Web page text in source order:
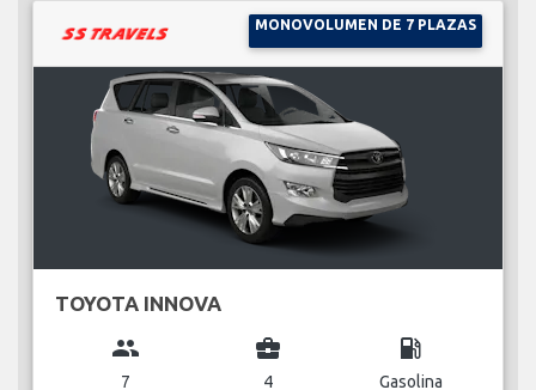
MONOVOLUMEN DE 7 PLAZAS
TOYOTA INNOVA
group
7
business_center
4
local_gas_station
Gasolina